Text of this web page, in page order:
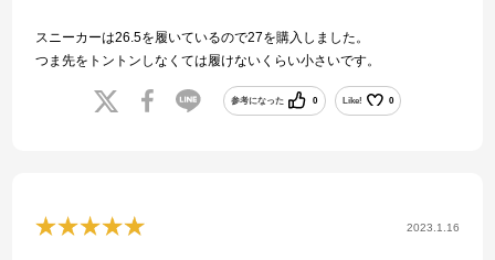
スニーカーは26.5を履いているので27を購入しました。
つま先をトントンしなくては履けないくらい小さいです。
参考になった 0 Like! 0
2023.1.16